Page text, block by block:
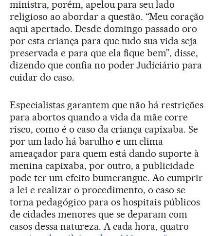
ministra, porém, apelou para seu lado
religioso ao abordar a questão. “Meu coração
aqui apertado. Desde domingo passado oro
por esta criança para que tudo sua vida seja
preservada e para que ela fique bem”, disse,
dizendo que confia no poder Judiciário para
cuidar do caso.
Especialistas garantem que não há restrições
para abortos quando a vida da mãe corre
risco, como é o caso da criança capixaba. Se
por um lado há barulho e um clima
ameaçador para quem está dando suporte à
menina capixaba, por outro, a publicidade
pode ter um efeito bumerangue. Ao cumprir
a lei e realizar o procedimento, o caso se
torna pedagógico para os hospitais públicos
de cidades menores que se deparam com
casos dessa natureza. A cada hora, quatro